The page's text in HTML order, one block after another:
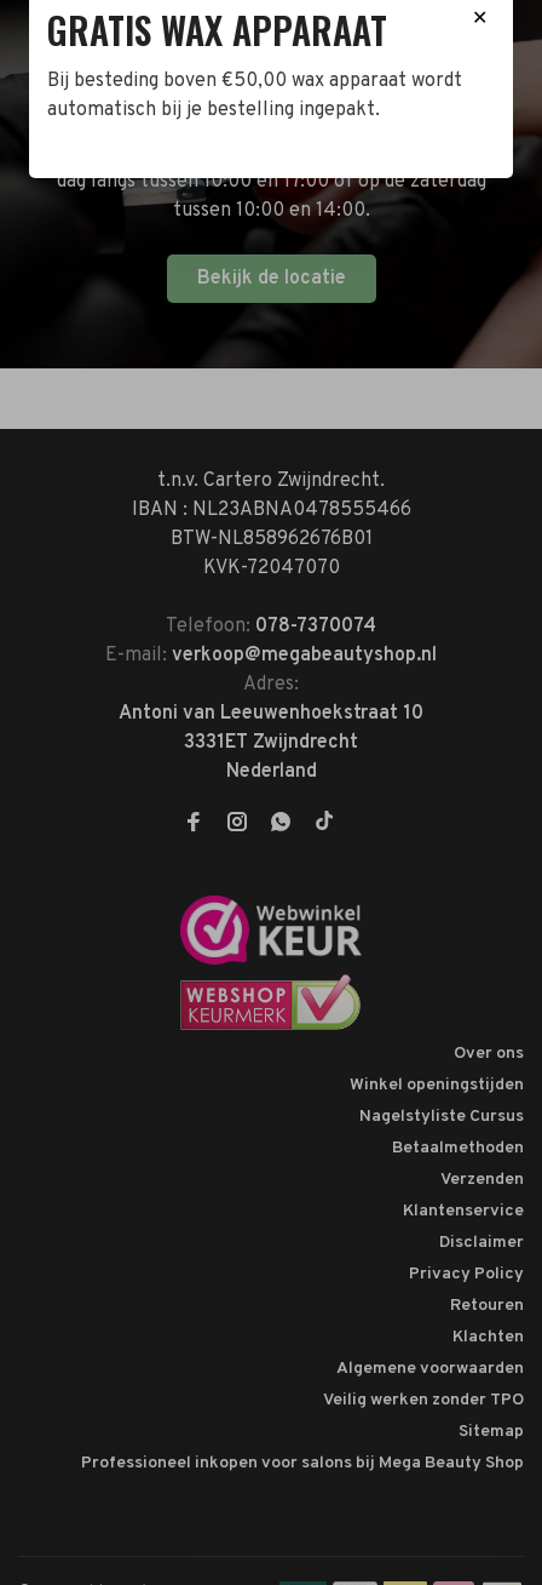
BEZOEK DE WINKEL!
Naast de online shop hebben wij ook een fysieke
winkel in Zwijndrecht! Het adres is: Antoni van
dag langs tussen 10:00 en 17:00 of op de zaterdag
tussen 10:00 en 14:00.
Bekijk de locatie
t.n.v. Cartero Zwijndrecht.
IBAN : NL23ABNA0478555466
BTW-NL858962676B01
KVK-72047070
Telefoon: 078-7370074
E-mail: verkoop@megabeautyshop.nl
Adres:
Antoni van Leeuwenhoekstraat 10
3331ET Zwijndrecht
Nederland
Over ons
Winkel openingstijden
Nagelstyliste Cursus
Betaalmethoden
Verzenden
Klantenservice
Disclaimer
Privacy Policy
Retouren
Klachten
Algemene voorwaarden
Veilig werken zonder TPO
Sitemap
Professioneel inkopen voor salons bij Mega Beauty Shop
✕
GRATIS WAX APPARAAT
Bij besteding boven €50,00 wax apparaat wordt
automatisch bij je bestelling ingepakt.